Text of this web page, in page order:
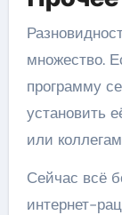
множество.
программу
установить
или
Сейчас всё
интернет-